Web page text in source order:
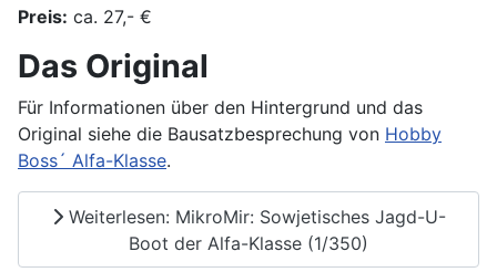
Preis: ca. 27,- €
Das Original
Für Informationen über den Hintergrund und das
Original siehe die Bausatzbesprechung von Hobby
Boss´ Alfa-Klasse.
Weiterlesen: MikroMir: Sowjetisches Jagd-U-
Boot der Alfa-Klasse (1/350)